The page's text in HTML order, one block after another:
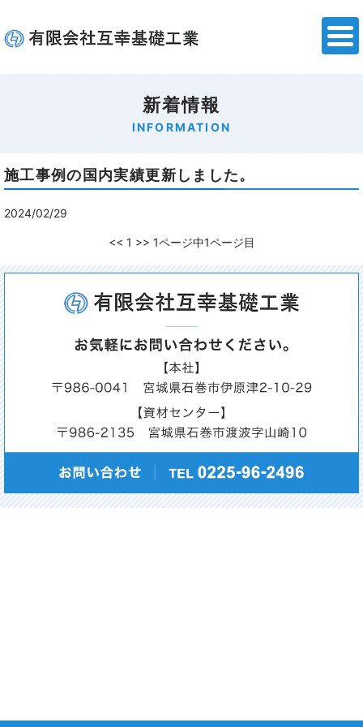
新着情報
INFORMATION
施工事例の国内実績更新しました。
2024/02/29
<< 1 >> 1ページ中1ページ目